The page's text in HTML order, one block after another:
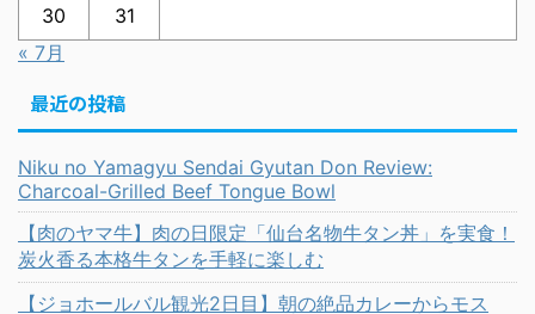
30
31
« 7月
最近の投稿
Niku no Yamagyu Sendai Gyutan Don Review:
Charcoal-Grilled Beef Tongue Bowl
【肉のヤマ牛】肉の日限定「仙台名物牛タン丼」を実食！
炭火香る本格牛タンを手軽に楽しむ
【ジョホールバル観光2日目】朝の絶品カレーからモス